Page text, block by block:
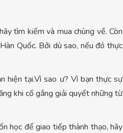
tìm kiếm và mua chùng về. Còn
Quốc. Bởi dù sao, nếu đó thực
hiện tại.Vì sao ư? Vì bạn thực sự
khi cố gắng giải quyết những từ
học để giao tiếp thành thạo, hãy